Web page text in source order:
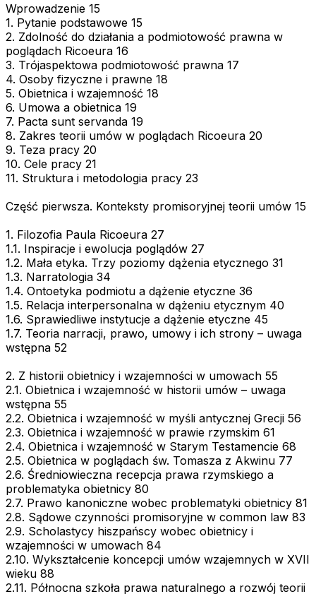
Wprowadzenie 15
1. Pytanie podstawowe 15
2. Zdolność do działania a podmiotowość prawna w
poglądach Ricoeura 16
3. Trójaspektowa podmiotowość prawna 17
4. Osoby fizyczne i prawne 18
5. Obietnica i wzajemność 18
6. Umowa a obietnica 19
7. Pacta sunt servanda 19
8. Zakres teorii umów w poglądach Ricoeura 20
9. Teza pracy 20
10. Cele pracy 21
11. Struktura i metodologia pracy 23
Część pierwsza. Konteksty promisoryjnej teorii umów 15
1. Filozofia Paula Ricoeura 27
1.1. Inspiracje i ewolucja poglądów 27
1.2. Mała etyka. Trzy poziomy dążenia etycznego 31
1.3. Narratologia 34
1.4. Ontoetyka podmiotu a dążenie etyczne 36
1.5. Relacja interpersonalna w dążeniu etycznym 40
1.6. Sprawiedliwe instytucje a dążenie etyczne 45
1.7. Teoria narracji, prawo, umowy i ich strony – uwaga
wstępna 52
2. Z historii obietnicy i wzajemności w umowach 55
2.1. Obietnica i wzajemność w historii umów – uwaga
wstępna 55
2.2. Obietnica i wzajemność w myśli antycznej Grecji 56
2.3. Obietnica i wzajemność w prawie rzymskim 61
2.4. Obietnica i wzajemność w Starym Testamencie 68
2.5. Obietnica w poglądach św. Tomasza z Akwinu 77
2.6. Średniowieczna recepcja prawa rzymskiego a
problematyka obietnicy 80
2.7. Prawo kanoniczne wobec problematyki obietnicy 81
2.8. Sądowe czynności promisoryjne w common law 83
2.9. Scholastycy hiszpańscy wobec obietnicy i
wzajemności w umowach 84
2.10. Wykształcenie koncepcji umów wzajemnych w XVII
wieku 88
2.11. Północna szkoła prawa naturalnego a rozwój teorii